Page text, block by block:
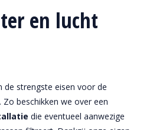
en lucht
de strengste eisen voor de
beschikken we over een
die eventueel aanwezige